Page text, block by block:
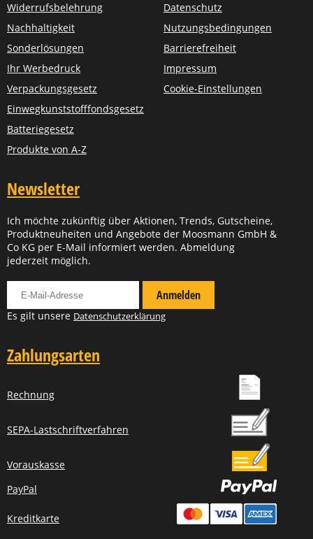
Widerrufsbelehrung
Nachhaltigkeit
Sonderlösungen
Ihr Werbedruck
Verpackungsgesetz
Einwegkunststofffondsgesetz
Batteriegesetz
Produkte von A-Z
Datenschutz
Nutzungsbedingungen
Barrierefreiheit
Impressum
Cookie-Einstellungen
Newsletter
Ich möchte zukünftig über Aktionen, Trends, Gutscheine,
Produktneuheiten und Angebote der Moosmann GmbH &
Co KG per E-Mail informiert werden. Abmeldung
jederzeit möglich.
Anmelden
Es gilt unsere Datenschutzerklärung
Zahlungsarten
Rechnung
SEPA-Lastschriftverfahren
Vorauskasse
PayPal
Kreditkarte